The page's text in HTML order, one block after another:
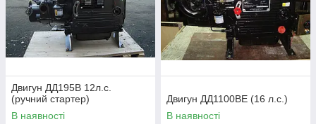
Двигун ДД195В 12л.с.
(ручний стартер)
В наявності
Двигун ДД1100ВЕ (16 л.с.)
В наявності